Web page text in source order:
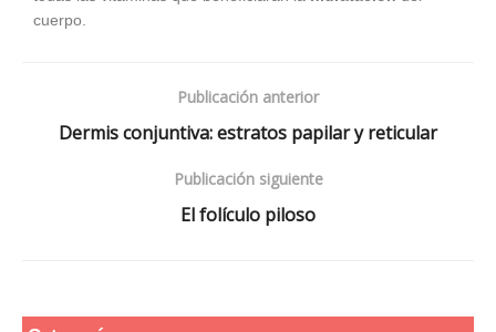
cuerpo.
Publicación anterior
Dermis conjuntiva: estratos papilar y reticular
Publicación siguiente
El folículo piloso